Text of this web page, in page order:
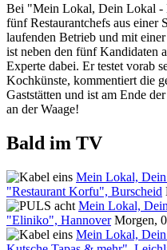
Bei "Mein Lokal, Dein Lokal -
fünf Restaurantchefs aus einer
laufenden Betrieb und mit
ist neben den fünf Kandidaten
Experte dabei. Er testet vorab
Kochkünste, kommentiert die
Gaststätten und ist am Ende
an der Waage!
Bald im TV
Mein Lokal,
"Restaurant Korfu", Burscheid
Mein Lokal,
"Eliniko", Hannover Morgen,
Mein Lokal,